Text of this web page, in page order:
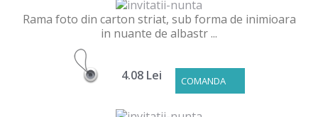
Rama foto din carton striat, sub forma de inimioara
in nuante de albastr ...
COMANDA
4.08 Lei